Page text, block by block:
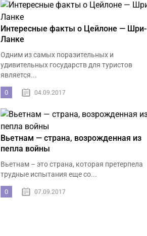
Интересные факты о Цейлоне — Шри-
Ланке
Одним из самых поразительных и
удивительных государств для туристов
является...
0 04.09.2017
Вьетнам — страна, возрожденная из
пепла войны
Вьетнам – это страна, которая претерпела
трудные испытания еще со...
0 07.09.2017